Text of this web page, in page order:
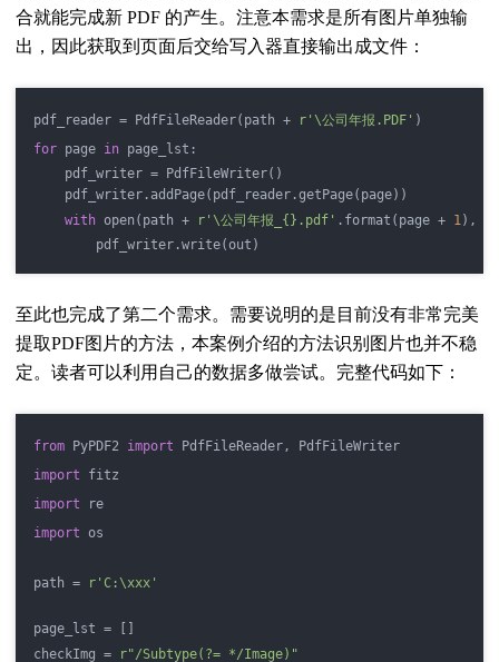
合就能完成新 PDF 的产生。注意本需求是所有图片单独输
出，因此获取到页面后交给写入器直接输出成文件：
pdf_reader = PdfFileReader(path + r'\公司年报.PDF' )
for page in page_lst:
pdf_writer = PdfFileWriter()
pdf_writer.addPage(pdf_reader.getPage(page))
with open(path + r'\公司年报_{}.pdf' .format(page + 1),
pdf_writer.write(out)
至此也完成了第二个需求。 需要说明的是目前没有非常完美
提取PDF图片的方法，本案例介绍的方法识别图片也并不稳
定。读者可以利用自己的数据多做尝试。完整代码如下：
from PyPDF2 import PdfFileReader, PdfFileWriter
import fitz
import re
import os
path = r'C:\xxx'
page_lst = []
checkImg =
r"/Subtype(?= */Image)"